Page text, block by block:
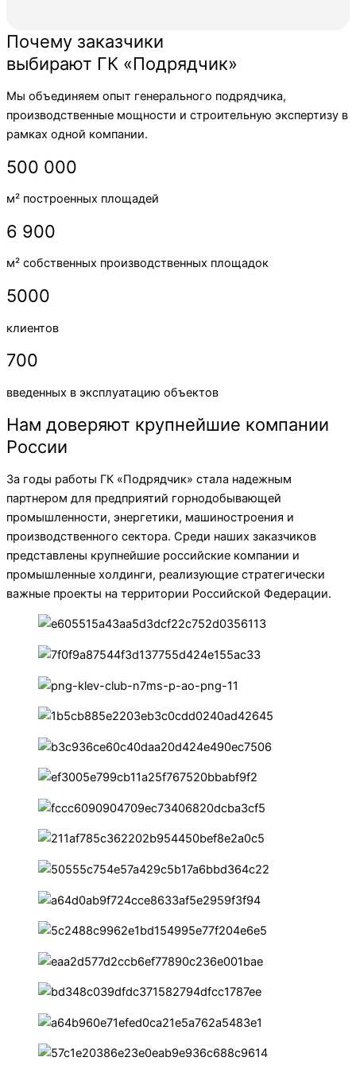
Почему заказчики
выбирают ГК «Подрядчик»
Мы объединяем опыт генерального подрядчика,
производственные мощности и строительную экспертизу в
рамках одной компании.
500 000
м² построенных площадей
6 900
м² cобственных производственных площадок
5000
клиентов
700
введенных в эксплуатацию объектов
Нам доверяют крупнейшие компании
России
За годы работы ГК «Подрядчик» стала надежным
партнером для предприятий горнодобывающей
промышленности, энергетики, машиностроения и
производственного сектора. Среди наших заказчиков
представлены крупнейшие российские компании и
промышленные холдинги, реализующие стратегически
важные проекты на территории Российской Федерации.